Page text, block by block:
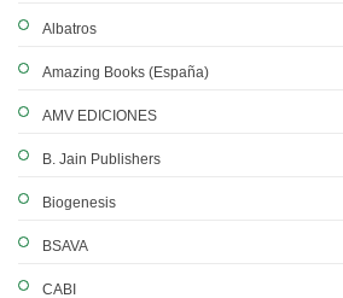
Albatros
Amazing Books (España)
AMV EDICIONES
B. Jain Publishers
Biogenesis
BSAVA
CABI